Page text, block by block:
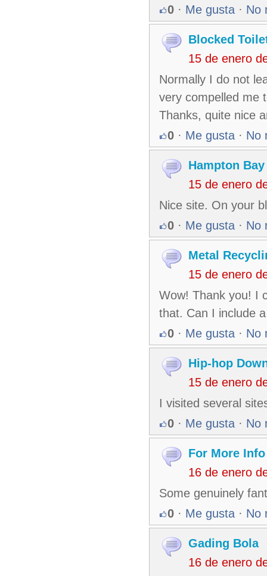
0 · Me gusta · No
Blocked
15 de enero
Normally I do not
very compelled me
Thanks, quite nice
0 · Me gusta · No
Hampton Bay
15 de enero
Nice site. On your
0 · Me gusta · No
Metal
15 de enero
Wow! Thank you! I
that. Can I include
0 · Me gusta · No
Hip-hop
15 de enero
I visited several
0 · Me gusta · No
For More Info
16 de enero
Some genuinely
0 · Me gusta · No
Gading Bola
16 de enero